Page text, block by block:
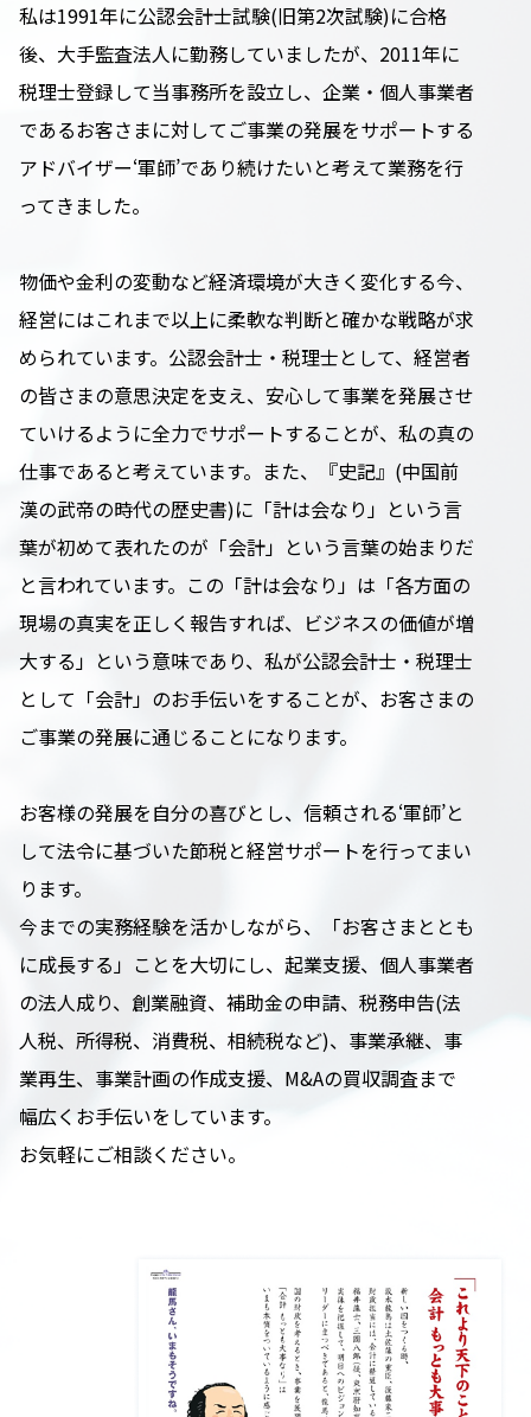
私は1991年に公認会計士試験(旧第2次試験)に合格
後、大手監査法人に勤務していましたが、2011年に
税理士登録して当事務所を設立し、企業・個人事業者
であるお客さまに対してご事業の発展をサポートする
アドバイザー‘軍師’であり続けたいと考えて業務を行
ってきました。
物価や金利の変動など経済環境が大きく変化する今、
経営にはこれまで以上に柔軟な判断と確かな戦略が求
められています。公認会計士・税理士として、経営者
の皆さまの意思決定を支え、安心して事業を発展させ
ていけるように全力でサポートすることが、私の真の
仕事であると考えています。また、『史記』(中国前
漢の武帝の時代の歴史書)に「計は会なり」という言
葉が初めて表れたのが「会計」という言葉の始まりだ
と言われています。この「計は会なり」は「各方面の
現場の真実を正しく報告すれば、ビジネスの価値が増
大する」という意味であり、私が公認会計士・税理士
として「会計」のお手伝いをすることが、お客さまの
ご事業の発展に通じることになります。
お客様の発展を自分の喜びとし、信頼される‘軍師’と
して法令に基づいた節税と経営サポートを行ってまい
ります。
今までの実務経験を活かしながら、「お客さまととも
に成長する」ことを大切にし、起業支援、個人事業者
の法人成り、創業融資、補助金の申請、税務申告(法
人税、所得税、消費税、相続税など)、事業承継、事
業再生、事業計画の作成支援、M&Aの買収調査まで
幅広くお手伝いをしています。
お気軽にご相談ください。